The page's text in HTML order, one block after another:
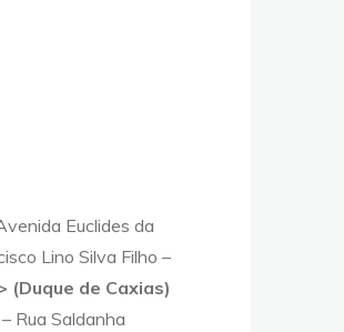
Euclides da
Lino Silva Filho –
(Duque de Caxias)
Rua Saldanha